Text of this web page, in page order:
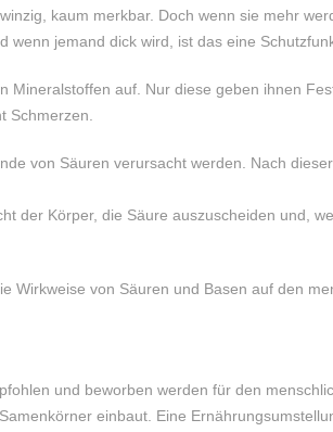
kaum merkbar. Doch wenn sie mehr
jemand dick wird, ist das eine
Mineralstoffen auf. Nur diese geben ihnen
Schmerzen.
von Säuren verursacht werden. Nach
der Körper, die Säure auszuscheiden und,
Wirkweise von Säuren und Basen auf den
und beworben werden für den
einbaut. Eine